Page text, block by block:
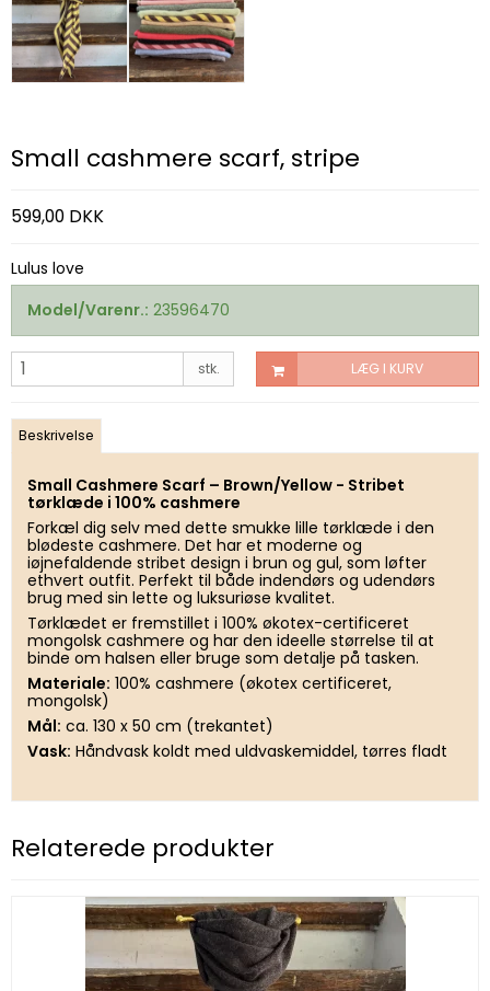
Small cashmere scarf, stripe
599,00 DKK
Lulus love
Model/Varenr.: 23596470
stk. LÆG I KURV
Beskrivelse
Small Cashmere Scarf – Brown/Yellow - Stribet
tørklæde i 100% cashmere
Forkæl dig selv med dette smukke lille tørklæde i den
blødeste cashmere. Det har et moderne og
iøjnefaldende stribet design i brun og gul, som løfter
ethvert outfit. Perfekt til både indendørs og udendørs
brug med sin lette og luksuriøse kvalitet.
Tørklædet er fremstillet i 100% økotex-certificeret
mongolsk cashmere og har den ideelle størrelse til at
binde om halsen eller bruge som detalje på tasken.
Materiale: 100% cashmere (økotex certificeret,
mongolsk)
Mål: ca. 130 x 50 cm (trekantet)
Vask: Håndvask koldt med uldvaskemiddel, tørres fladt
Relaterede produkter